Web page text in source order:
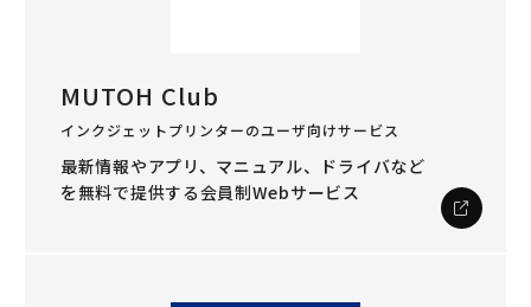
MUTOH Club
インクジェットプリンターのユーザ向けサービス
最新情報やアプリ、マニュアル、ドライバなど
を無料で提供する会員制Webサービス